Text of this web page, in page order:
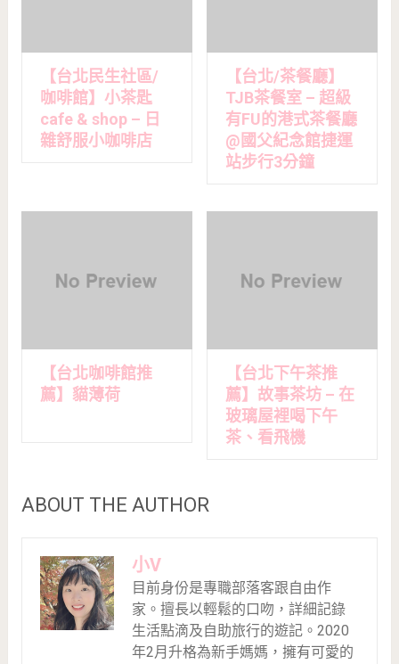
【台北民生社區/
咖啡館】小茶匙
cafe & shop – 日
雜舒服小咖啡店
【台北/茶餐廳】
TJB茶餐室 – 超級
有FU的港式茶餐廳
@國父紀念館捷運
站步行3分鐘
【台北咖啡館推
薦】貓薄荷
【台北下午茶推
薦】故事茶坊 – 在
玻璃屋裡喝下午
茶、看飛機
ABOUT THE AUTHOR
小V
目前身份是專職部落客跟自由作
家。擅長以輕鬆的口吻，詳細記錄
生活點滴及自助旅行的遊記。2020
年2月升格為新手媽媽，擁有可愛的